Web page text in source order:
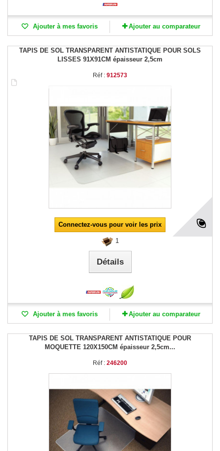
Ajouter à mes favoris Ajouter au comparateur
TAPIS DE SOL TRANSPARENT ANTISTATIQUE POUR SOLS
LISSES 91X91CM épaisseur 2,5cm
Réf : 912573
Connectez-vous pour voir les prix
1
Détails
Ajouter à mes favoris Ajouter au comparateur
TAPIS DE SOL TRANSPARENT ANTISTATIQUE POUR
MOQUETTE 120X150CM épaisseur 2,5cm...
Réf : 246200